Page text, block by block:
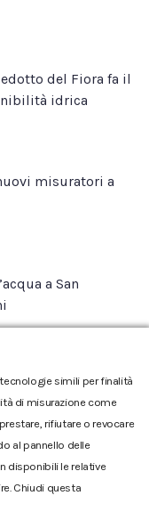
del Fiora fa il
idrica
misuratori a
a San
simili per finalità
di misurazione come
rifiutare o revocare
al pannello delle
disponibili le relative
Chiudi questa